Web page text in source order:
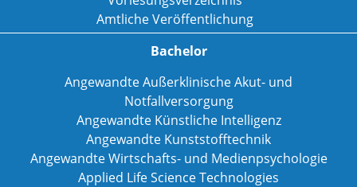
Amtliche Veröffentlichung
Bachelor
Angewandte Außerklinische Akut- und
Notfallversorgung
Angewandte Künstliche Intelligenz
Angewandte Kunststofftechnik
Angewandte Wirtschafts- und Medienpsychologie
Applied Life Science Technologies